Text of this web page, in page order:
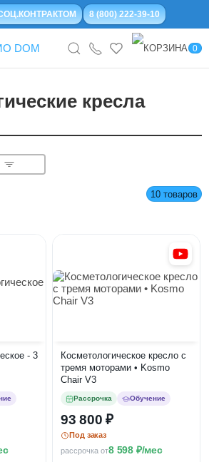
8 (800) 222-39-10
0
кресла
10 товаров
- 3
Косметологическое кресло с
тремя моторами • Kosmo
Chair V3
Рассрочка Обучение
93 800
Под заказ
рассрочка от8 598 /мес